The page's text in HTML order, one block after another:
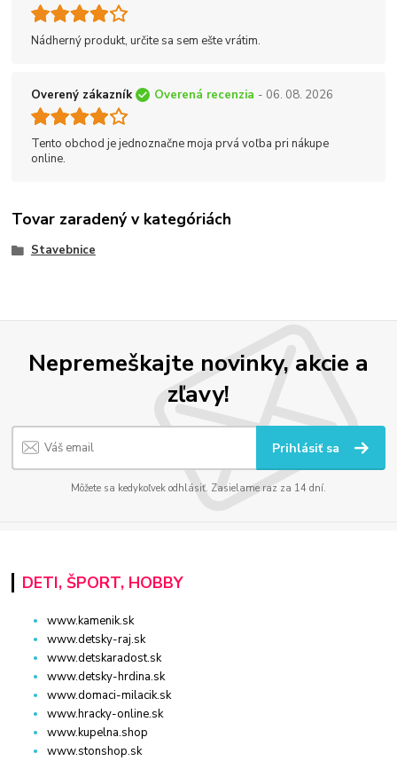
Nádherný produkt, určite sa sem ešte vrátim.
Overený zákazník Overená recenzia - 06. 08. 2026
Tento obchod je jednoznačne moja prvá voľba pri nákupe
online.
Tovar zaradený v kategóriách
Stavebnice
Nepremeškajte novinky, akcie a
zľavy!
Prihlásiť sa
Môžete sa kedykoľvek odhlásiť. Zasielame raz za 14 dní.
DETI, ŠPORT, HOBBY
www.kamenik.sk
www.detsky-raj.sk
www.detskaradost.sk
www.detsky-hrdina.sk
www.domaci-milacik.sk
www.hracky-online.sk
www.kupelna.shop
www.stonshop.sk